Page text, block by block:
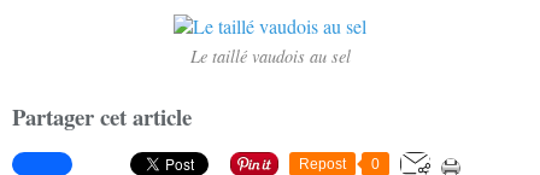
Le taillé vaudois au sel
Partager cet article
Repost 0